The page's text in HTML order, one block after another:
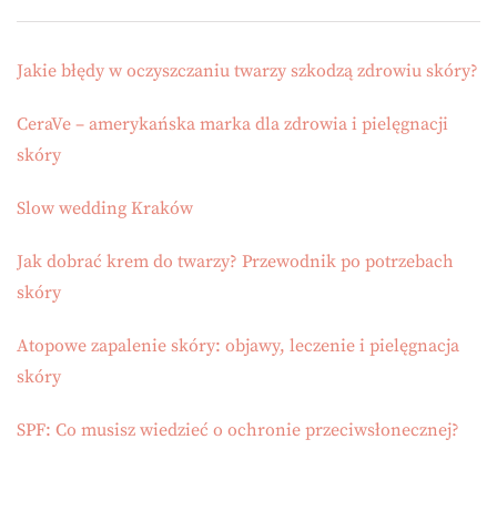
Jakie błędy w oczyszczaniu twarzy szkodzą zdrowiu skóry?
CeraVe – amerykańska marka dla zdrowia i pielęgnacji
skóry
Slow wedding Kraków
Jak dobrać krem do twarzy? Przewodnik po potrzebach
skóry
Atopowe zapalenie skóry: objawy, leczenie i pielęgnacja
skóry
SPF: Co musisz wiedzieć o ochronie przeciwsłonecznej?